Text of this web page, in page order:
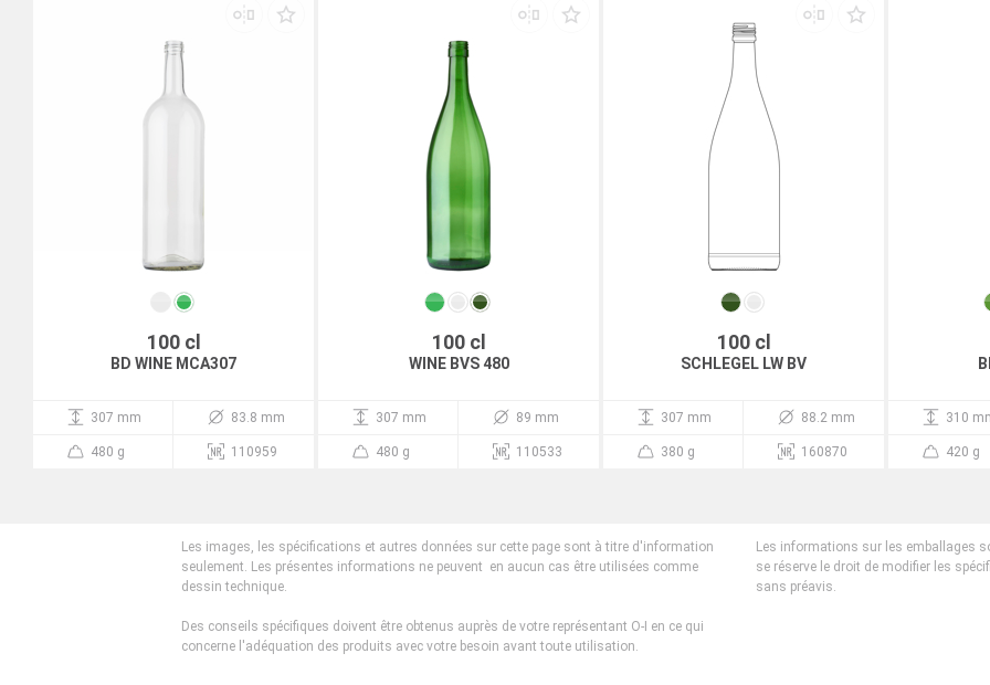
100 cl
BD WINE MCA307
307 mm 83.8 mm
480 g 110959
100 cl
WINE BVS 480
307 mm 89 mm
480 g 110533
100 cl
SCHLEGEL LW BV
307 mm 88.2 mm
380 g 160870
310
420 g
Les images, les spécifications et autres données sur cette page sont à titre d'information
seulement. Les présentes informations ne peuvent en aucun cas être utilisées comme
dessin technique.
Des conseils spécifiques doivent être obtenus auprès de votre représentant O-I en ce qui
concerne l'adéquation des produits avec votre besoin avant toute utilisation.
Les informations sur les emballages
se réserve le droit de modifier les
sans préavis.